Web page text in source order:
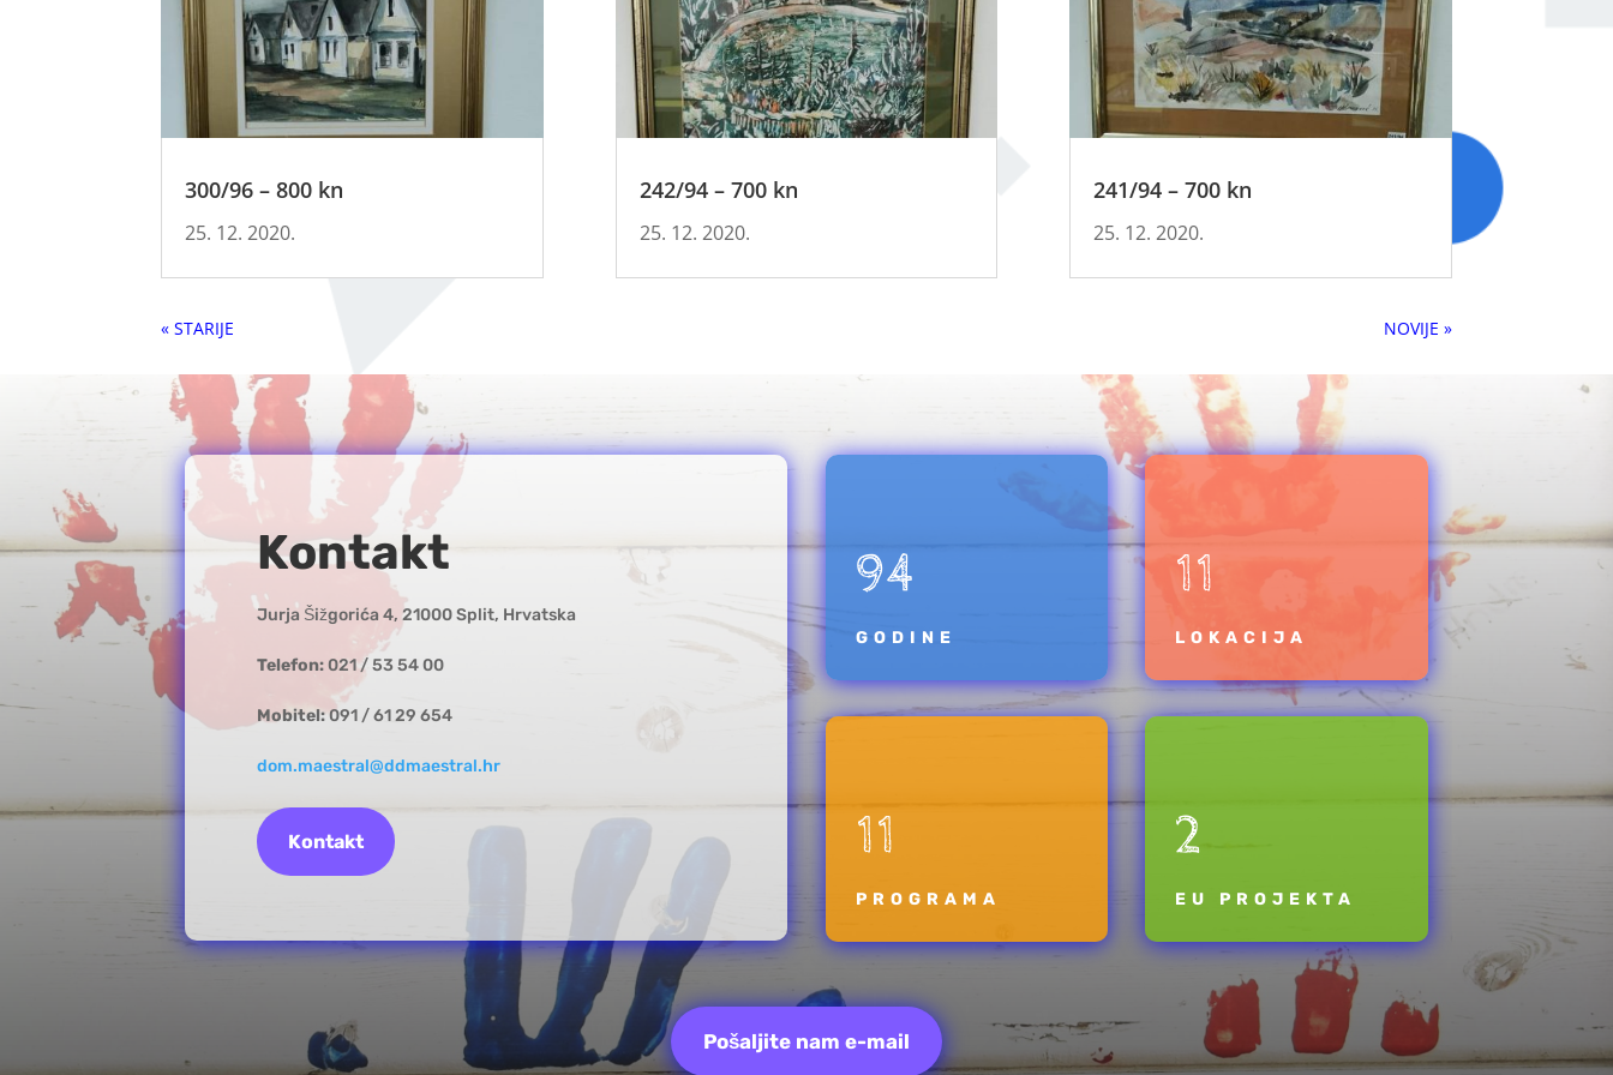
300/96 – 800 kn
25. 12. 2020.
242/94 – 700 kn
25. 12. 2020.
241/94 – 700 kn
25. 12. 2020.
« Older Entries Next Entries »
Kontakt
Jurja Šižgorića 4, 21000 Split, Hrvatska
Telefon:021 / 53 54 00
Mobitel:091 / 61 29 654
dom.maestral@ddmaestral.hr
Kontakt
94
GODINE
11
PROGRAMA
11
LOKACIJA
2
EU PROJEKTA
Pošaljite nam e-mail